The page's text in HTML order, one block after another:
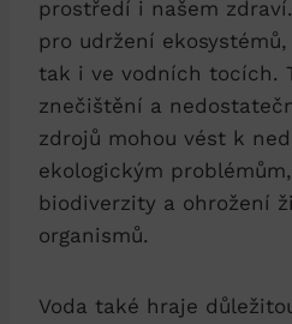
prostředí i našem
pro udržení
tak i ve vodních tocích.
znečištění a
zdrojů mohou vést k
ekologickým
biodiverzity a ohrožení
organismů.
Voda také hraje